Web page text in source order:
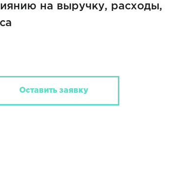
на выручку, расходы,
Оставить заявку